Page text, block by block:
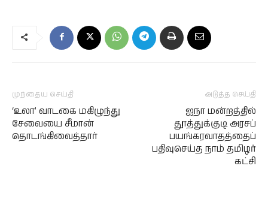
முந்தைய செய்தி
‘உலா’ வாடகை மகிழுந்து
சேவையை சீமான்
தொடங்கிவைத்தார்
அடுத்த செய்தி
ஐநா மன்றத்தில்
தூத்துக்குடி அரசப்
பயங்கரவாதத்தைப்
பதிவுசெய்த நாம் தமிழர்
கட்சி